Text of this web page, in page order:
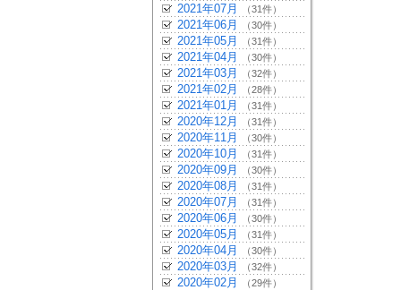
2021年07月 （31件）
2021年06月 （30件）
2021年05月 （31件）
2021年04月 （30件）
2021年03月 （32件）
2021年02月 （28件）
2021年01月 （31件）
2020年12月 （31件）
2020年11月 （30件）
2020年10月 （31件）
2020年09月 （30件）
2020年08月 （31件）
2020年07月 （31件）
2020年06月 （30件）
2020年05月 （31件）
2020年04月 （30件）
2020年03月 （32件）
2020年02月 （29件）